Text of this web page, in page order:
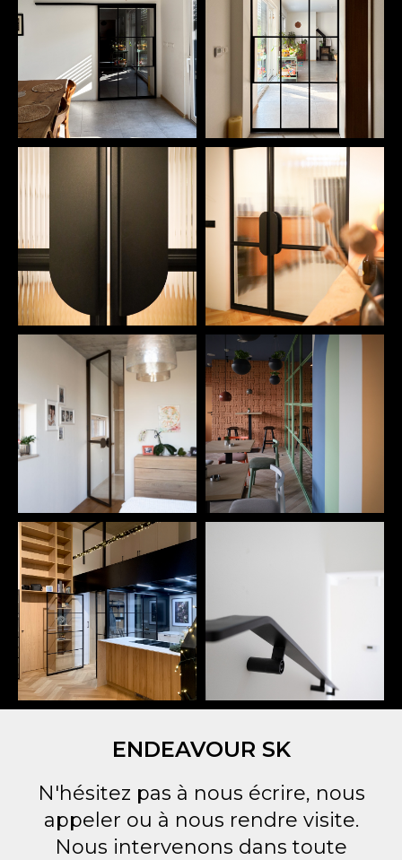
ENDEAVOUR SK
N'hésitez pas à nous écrire, nous
appeler ou à nous rendre visite.
Nous intervenons dans toute